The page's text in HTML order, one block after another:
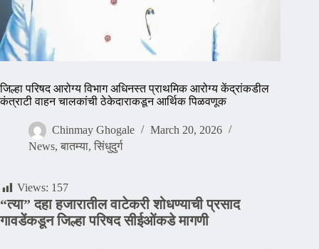
जिल्हा परिषद आरोग्य विभाग अधिनस्त प्राथमिक आरोग्य केंद्रांकडील
कंत्राटी वाहन चालकांची ठेकेदाराकडून आर्थिक पिळवणूक
Chinmay Ghogale
March 20, 2026
News, बातम्या, सिंधुदुर्ग
Views: 157
“त्या” दहा हजारातील वाटेकरी शोधण्याची प्रसाद
गावडेंकडून जिल्हा परिषद सीईओंकडे मागणी